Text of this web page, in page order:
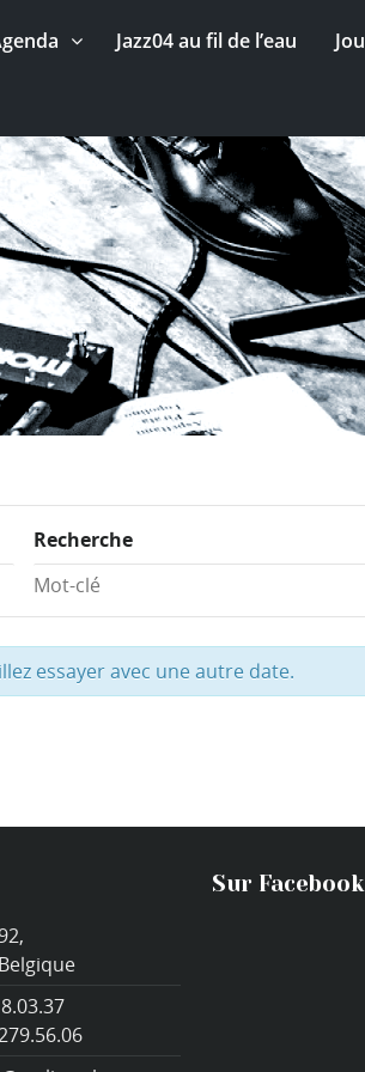
Jazz04 au fil de l’eau
Recherche
essayer avec une autre date.
Sur Facebook